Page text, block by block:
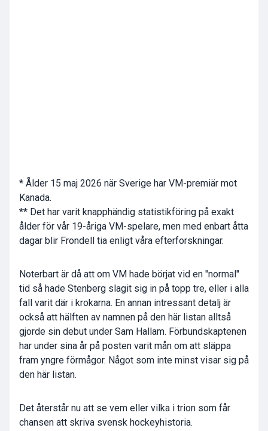
* Ålder 15 maj 2026 när Sverige har VM-premiär mot
Kanada.
** Det har varit knapphändig statistikföring på exakt
ålder för vår 19-åriga VM-spelare, men med enbart åtta
dagar blir Frondell tia enligt våra efterforskningar.
Noterbart är då att om VM hade börjat vid en "normal"
tid så hade Stenberg slagit sig in på topp tre, eller i alla
fall varit där i krokarna. En annan intressant detalj är
också att hälften av namnen på den här listan alltså
gjorde sin debut under Sam Hallam. Förbundskaptenen
har under sina år på posten varit mån om att släppa
fram yngre förmågor. Något som inte minst visar sig på
den här listan.
Det återstår nu att se vem eller vilka i trion som får
chansen att skriva svensk hockeyhistoria.